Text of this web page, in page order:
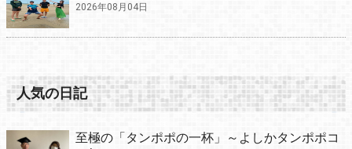
2026年08月04日
人気の日記
至極の「タンポポの一杯」～よしかタンポポコ